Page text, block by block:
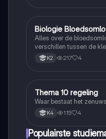
Biologie
Biologie
Alles over de
verschillen tussen de
K2 217 4
Biologie
Thema 10 regeling
Waar bestaat het
K4 115 4
Populairste